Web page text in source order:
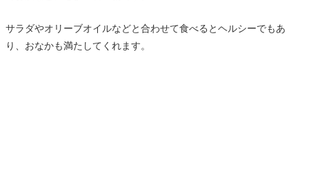
サラダやオリーブオイルなどと合わせて食べるとヘルシーでもあ
り、おなかも満たしてくれます。